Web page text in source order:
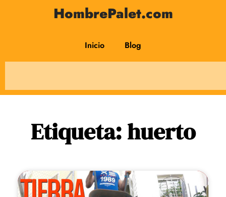
HombrePalet.com
Inicio Blog
Etiqueta: huerto